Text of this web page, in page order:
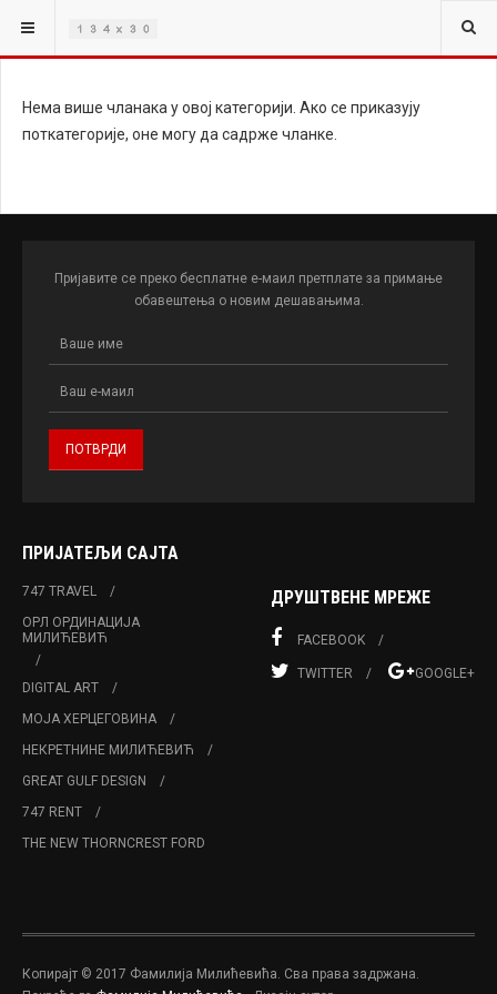
ВИ СТЕ ОВДЕ: O САЈТУ
Нема више чланака у овој категорији. Ако се приказују
поткатегорије, оне могу да садрже чланке.
Пријавите се преко бесплатне е-маил претплате за примање
обавештења о новим дешавањима.
ПРИЈАТЕЉИ САЈТА
747 TRAVEL
ОРЛ ОРДИНАЦИЈА
МИЛИЋЕВИЋ
DIGITAL ART
МОЈА ХЕРЦЕГОВИНА
НЕКРЕТНИНЕ МИЛИЋЕВИЋ
GREAT GULF DESIGN
747 RENT
THE NEW THORNCREST FORD
ДРУШТВЕНЕ МРЕЖЕ
FACEBOOK
TWITTER GOOGLE+
Копирајт © 2017 Фамилија Милићевића. Сва права задржана.